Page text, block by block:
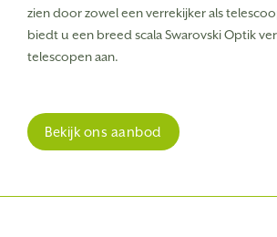
zien door zowel een verrekijker als
biedt u een breed scala Swarovski Optik
telescopen aan.
Bekijk ons aanbod